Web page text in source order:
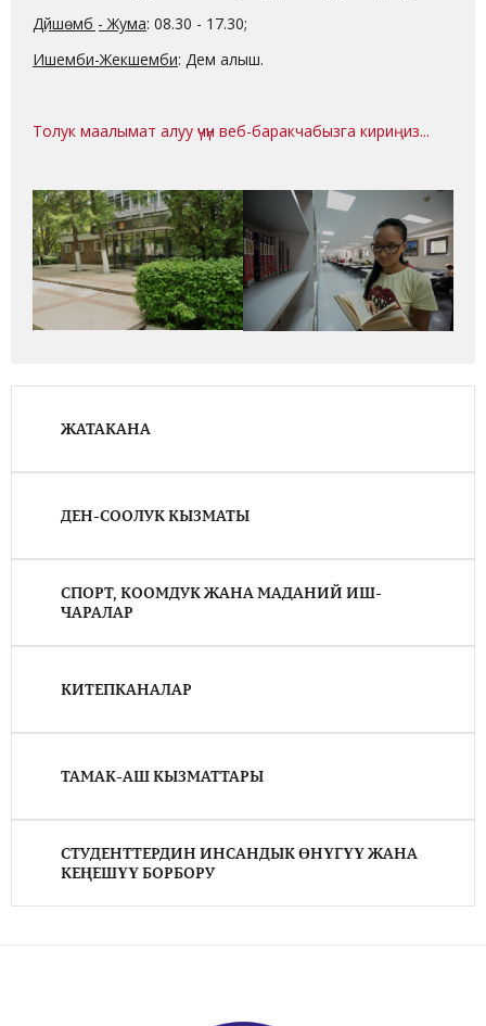
Дүйшөмбү - Жума: 08.30 - 17.30;
Ишемби-Жекшемби: Дем алыш.
Толук маалымат алуу үчүн веб-баракчабызга кириңиз...
ЖАТАКАНА
ДЕН-СООЛУК КЫЗМАТЫ
СПОРТ, КООМДУК ЖАНА МАДАНИЙ ИШ-
ЧАРАЛАР
КИТЕПКАНАЛАР
ТАМАК-АШ КЫЗМАТТАРЫ
СТУДЕНТТЕРДИН ИНСАНДЫК ӨНҮГҮҮ ЖАНА
КЕҢЕШҮҮ БОРБОРУ